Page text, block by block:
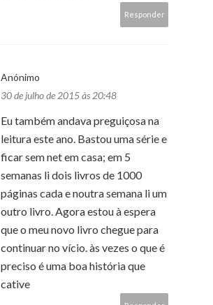
Responder
Anónimo
30 de julho de 2015 às 20:48
Eu também andava preguiçosa na
leitura este ano. Bastou uma série e
ficar sem net em casa; em 5
semanas li dois livros de 1000
páginas cada e noutra semana li um
outro livro. Agora estou à espera
que o meu novo livro chegue para
continuar no vício. às vezes o que é
preciso é uma boa história que
cative